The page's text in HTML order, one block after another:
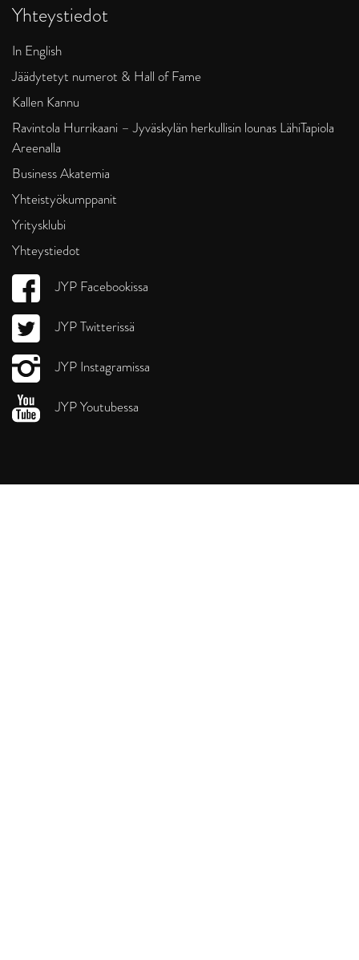
Yhteystiedot
In English
Jäädytetyt numerot & Hall of Fame
Kallen Kannu
Ravintola Hurrikaani – Jyväskylän herkullisin lounas LähiTapiola
Areenalla
Business Akatemia
Yhteistyökumppanit
Yritysklubi
Yhteystiedot
JYP Facebookissa
JYP Twitterissä
JYP Instagramissa
JYP Youtubessa